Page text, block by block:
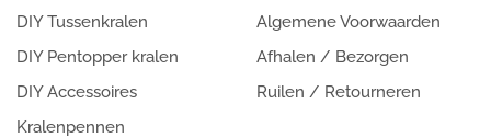
DIY Tussenkralen
DIY Pentopper kralen
DIY Accessoires
Kralenpennen
Algemene Voorwaarden
Afhalen / Bezorgen
Ruilen / Retourneren